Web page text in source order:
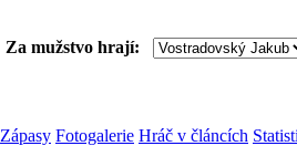
Za mužstvo hrají:
Zápasy Fotogalerie Hráč v článcích